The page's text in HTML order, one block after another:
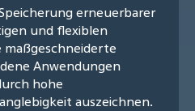
erneuerbarer
und flexiblen
maßgeschneiderte
Anwendungen
hohe
auszeichnen.